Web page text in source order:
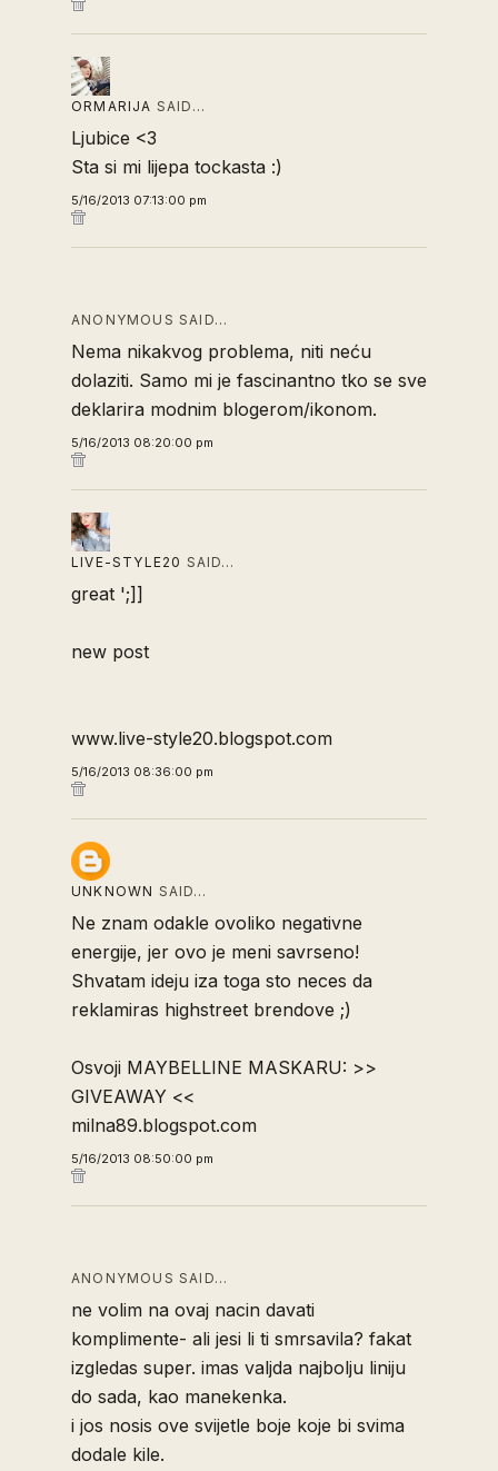
ORMARIJA SAID…
Ljubice <3
Sta si mi lijepa tockasta :)
5/16/2013 07:13:00 pm
ANONYMOUS SAID…
Nema nikakvog problema, niti neću
dolaziti. Samo mi je fascinantno tko se sve
deklarira modnim blogerom/ikonom.
5/16/2013 08:20:00 pm
LIVE-STYLE20 SAID…
great ';]]
new post
www.live-style20.blogspot.com
5/16/2013 08:36:00 pm
UNKNOWN SAID…
Ne znam odakle ovoliko negativne
energije, jer ovo je meni savrseno!
Shvatam ideju iza toga sto neces da
reklamiras highstreet brendove ;)
Osvoji MAYBELLINE MASKARU: >>
GIVEAWAY <<
milna89.blogspot.com
5/16/2013 08:50:00 pm
ANONYMOUS SAID…
ne volim na ovaj nacin davati
komplimente- ali jesi li ti smrsavila? fakat
izgledas super. imas valjda najbolju liniju
do sada, kao manekenka.
i jos nosis ove svijetle boje koje bi svima
dodale kile.